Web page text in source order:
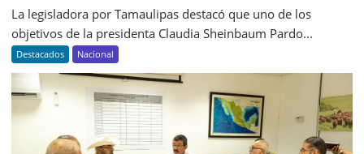
La legisladora por Tamaulipas destacó que uno de los
objetivos de la presidenta Claudia Sheinbaum Pardo...
Destacados Nacional